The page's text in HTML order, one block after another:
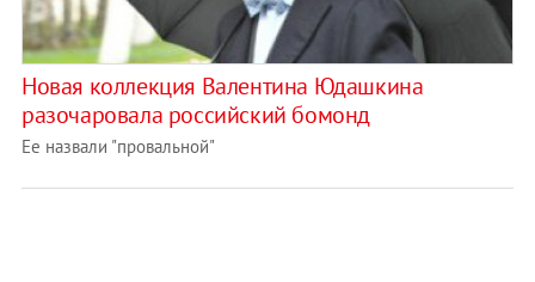
Новая коллекция Валентина Юдашкина
разочаровала российский бомонд
Ее назвали "провальной"